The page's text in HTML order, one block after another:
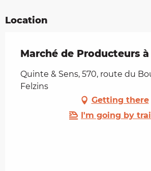
Location
Marché de Producteurs
Quinte & Sens, 570, route du
Felzins
Getting there
I'm going by